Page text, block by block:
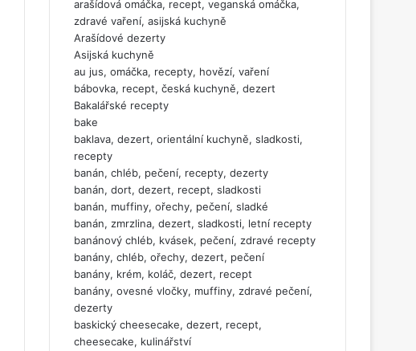
arašídová omáčka, recept, veganská omáčka,
zdravé vaření, asijská kuchyně
Arašídové dezerty
Asijská kuchyně
au jus, omáčka, recepty, hovězí, vaření
bábovka, recept, česká kuchyně, dezert
Bakalářské recepty
bake
baklava, dezert, orientální kuchyně, sladkosti,
recepty
banán, chléb, pečení, recepty, dezerty
banán, dort, dezert, recept, sladkosti
banán, muffiny, ořechy, pečení, sladké
banán, zmrzlina, dezert, sladkosti, letní recepty
banánový chléb, kvásek, pečení, zdravé recepty
banány, chléb, ořechy, dezert, pečení
banány, krém, koláč, dezert, recept
banány, ovesné vločky, muffiny, zdravé pečení,
dezerty
baskický cheesecake, dezert, recept,
cheesecake, kulinářství